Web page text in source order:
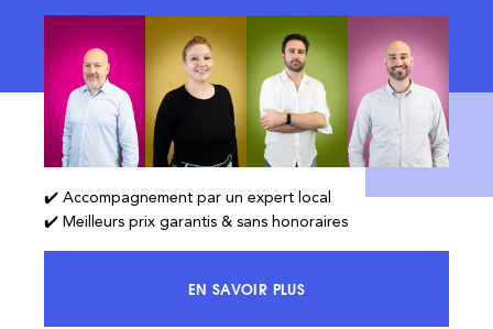
✔️ Accompagnement par un expert local
✔️ Meilleurs prix garantis & sans honoraires
EN SAVOIR PLUSACCÉDEZ À 100% DU MARCHÉ ET